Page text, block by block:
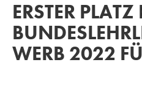
ERSTER
WERB 2022